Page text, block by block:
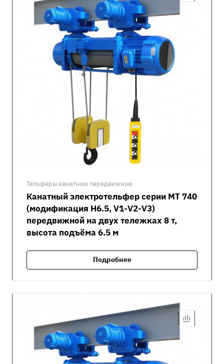
Тельферы канатные передвижные
Канатный электротельфер серии MT 740
(модификация H6.5, V1-V2-V3)
передвижной на двух тележках 8 т,
высота подъёма 6.5 м
Подробнее